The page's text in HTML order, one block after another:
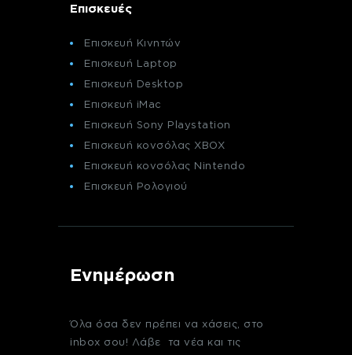
Επισκευές
Επισκευή Κινητών
Επισκευή Laptop
Επισκευή Desktop
Επισκευή iMac
Επισκευή Sony Playstation
Επισκευή κονσόλας XBOX
Επισκευή κονσόλας Nintendo
Επισκευή Ρολογιού
Ενημέρωση
Όλα όσα δεν πρέπει να χάσεις, στο
inbox σου! Λάβε τα νέα και τις